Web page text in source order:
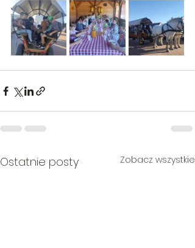
Ostatnie posty Zobacz wszystkie